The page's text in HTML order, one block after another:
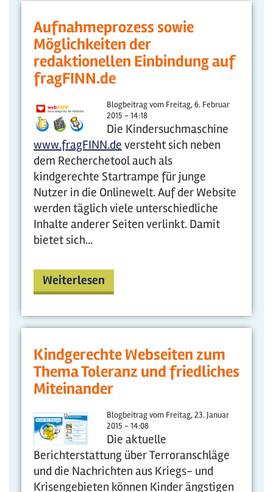
Aufnahmeprozess sowie
Möglichkeiten der
redaktionellen Einbindung auf
fragFINN.de
Blogbeitrag vom Freitag, 6. Februar
2015 - 14:18
Die Kindersuchmaschine
www.fragFINN.de versteht sich neben
dem Recherchetool auch als
kindgerechte Startrampe für junge
Nutzer in die Onlinewelt. Auf der Website
werden täglich viele unterschiedliche
Inhalte anderer Seiten verlinkt. Damit
bietet sich...
Weiterlesen
Kindgerechte Webseiten zum
Thema Toleranz und friedliches
Miteinander
Blogbeitrag vom Freitag, 23. Januar
2015 - 14:08
Die aktuelle
Berichterstattung über Terroranschläge
und die Nachrichten aus Kriegs- und
Krisengebieten können Kinder ängstigen